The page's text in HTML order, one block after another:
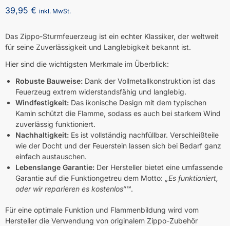
39,95 € inkl. MwSt.
Das Zippo-Sturmfeuerzeug ist ein echter Klassiker, der weltweit
für seine Zuverlässigkeit und Langlebigkeit bekannt ist.
Hier sind die wichtigsten Merkmale im Überblick:
Robuste Bauweise: Dank der Vollmetallkonstruktion ist das
Feuerzeug extrem widerstandsfähig und langlebig.
Windfestigkeit: Das ikonische Design mit dem typischen
Kamin schützt die Flamme, sodass es auch bei starkem Wind
zuverlässig funktioniert.
Nachhaltigkeit: Es ist vollständig nachfüllbar. Verschleißteile
wie der Docht und der Feuerstein lassen sich bei Bedarf ganz
einfach austauschen.
Lebenslange Garantie: Der Hersteller bietet eine umfassende
Garantie auf die Funktiongetreu dem Motto: „Es funktioniert,
oder wir reparieren es kostenlos“™.
Für eine optimale Funktion und Flammenbildung wird vom
Hersteller die Verwendung von originalem Zippo-Zubehör